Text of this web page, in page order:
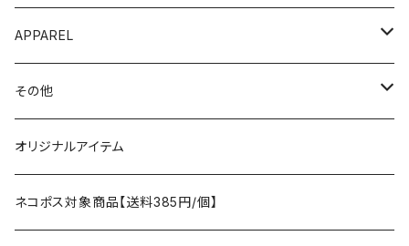
AO COOLERS
asobito
AS2OV
AXESQUIN
バックパック
ポーチ／サコッシュ
ストレージ
パッキングアクセサリー
テント、タープ
テント、シェルター
タープ
スリーピングギア
寝袋
マット
テーブル、チェア
テーブル
ランタン、ライト
APPAREL
トップス
ボトムス
アンダーウェア
その他
遊び
フィッシング
ケア用品
オリジナルアイテム
ネコポス対象商品【送料385円/個】